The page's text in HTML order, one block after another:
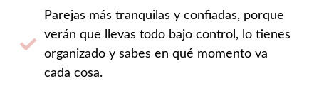
Parejas más tranquilas y confiadas, porque
verán que llevas todo bajo control, lo tienes
organizado y sabes en qué momento va
cada cosa.